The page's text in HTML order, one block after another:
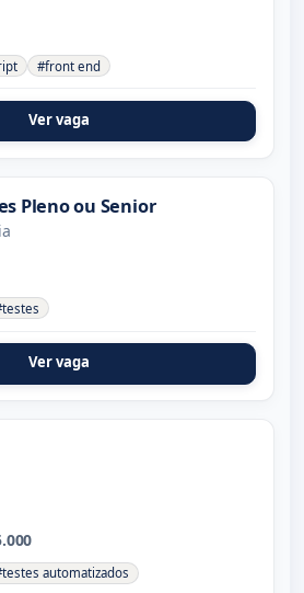
#front end
Ver vaga
Pleno ou Senior
Ver vaga
automatizados